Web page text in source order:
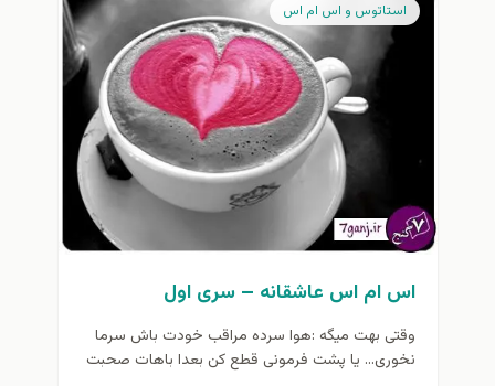
استاتوس و اس ام اس
اس ام اس عاشقانه – سری اول
وقتی بهت میگه :هوا سرده مراقب خودت باش سرما
نخوری... یا پشت فرمونی قطع کن بعدا باهات صحبت